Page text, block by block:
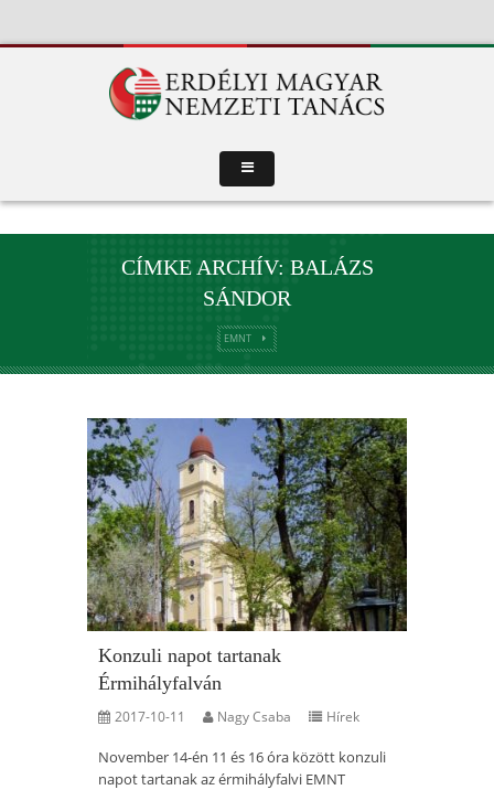
CÍMKE ARCHÍV: BALÁZS
SÁNDOR
EMNT
Konzuli napot tartanak
Érmihályfalván
2017-10-11 Nagy Csaba Hírek
November 14-én 11 és 16 óra között konzuli
napot tartanak az érmihályfalvi EMNT